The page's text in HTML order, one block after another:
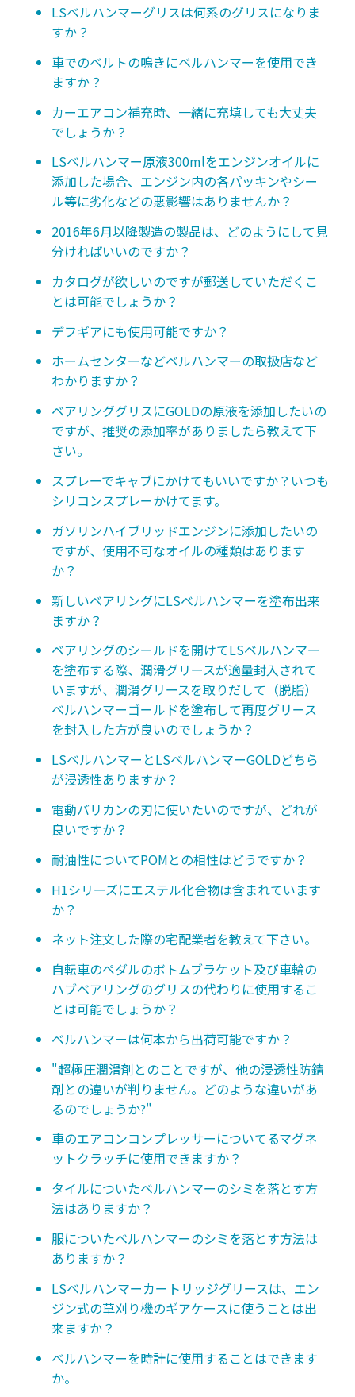
LSベルハンマーグリスは何系のグリスになりま
すか？
車でのベルトの鳴きにベルハンマーを使用でき
ますか？
カーエアコン補充時、一緒に充填しても大丈夫
でしょうか？
LSベルハンマー原液300mlをエンジンオイルに
添加した場合、エンジン内の各パッキンやシー
ル等に劣化などの悪影響はありませんか？
2016年6月以降製造の製品は、どのようにして見
分ければいいのですか？
カタログが欲しいのですが郵送していただくこ
とは可能でしょうか？
デフギアにも使用可能ですか？
ホームセンターなどベルハンマーの取扱店など
わかりますか？
ベアリンググリスにGOLDの原液を添加したいの
ですが、推奨の添加率がありましたら教えて下
さい。
スプレーでキャブにかけてもいいですか？いつも
シリコンスプレーかけてます。
ガソリンハイブリッドエンジンに添加したいの
ですが、使用不可なオイルの種類はあります
か？
新しいベアリングにLSベルハンマーを塗布出来
ますか？
ベアリングのシールドを開けてLSベルハンマー
を塗布する際、潤滑グリースが適量封入されて
いますが、潤滑グリースを取りだして（脱脂）
ベルハンマーゴールドを塗布して再度グリース
を封入した方が良いのでしょうか？
LSベルハンマーとLSベルハンマーGOLDどちら
が浸透性ありますか？
電動バリカンの刃に使いたいのですが、どれが
良いですか？
耐油性についてPOMとの相性はどうですか？
H1シリーズにエステル化合物は含まれています
か？
ネット注文した際の宅配業者を教えて下さい。
自転車のペダルのボトムブラケット及び車輪の
ハブベアリングのグリスの代わりに使用するこ
とは可能でしょうか？
ベルハンマーは何本から出荷可能ですか？
"超極圧潤滑剤とのことですが、他の浸透性防錆
剤との違いが判りません。どのような違いがあ
るのでしょうか?"
車のエアコンコンプレッサーについてるマグネ
ットクラッチに使用できますか？
タイルについたベルハンマーのシミを落とす方
法はありますか？
服についたベルハンマーのシミを落とす方法は
ありますか？
LSベルハンマーカートリッジグリースは、エン
ジン式の草刈り機のギアケースに使うことは出
来ますか？
ベルハンマーを時計に使用することはできます
か。